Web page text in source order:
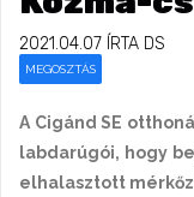
2021.04.07 ÍRTA DS
MEGOSZTÁS
A Cigánd SE
labdarúgói, hogy
elhalasztott